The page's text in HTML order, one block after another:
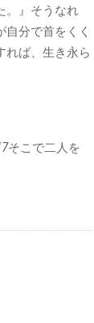
。』そうなれ
分で首をくく
れば、生き永ら
そこで二人を